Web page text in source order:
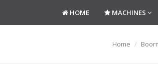
HOME MACHINES
Home